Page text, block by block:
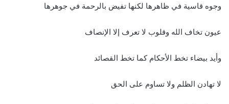
وجوه قاسية في ظاهرها لكنها تفيض بالرحمة في جوهرها
عيون تخاف الله وقلوب لا تعرف إلا الإنصاف
وأيد بيضاء تخط الأحكام كما تخط القصائد
لا تهادن الظلم ولا تساوم على الحق